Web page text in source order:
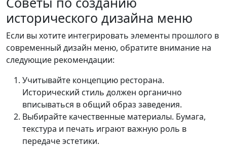
исторического дизайна меню
Если вы хотите интегрировать элементы прошлого в
современный дизайн меню, обратите внимание на
следующие рекомендации:
Учитывайте концепцию ресторана.
Исторический стиль должен органично
вписываться в общий образ заведения.
Выбирайте качественные материалы. Бумага,
текстура и печать играют важную роль в
передаче эстетики.